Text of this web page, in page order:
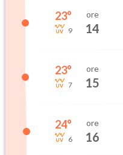
23°
9
ore
14
23°
7
ore
15
24°
6
ore
16